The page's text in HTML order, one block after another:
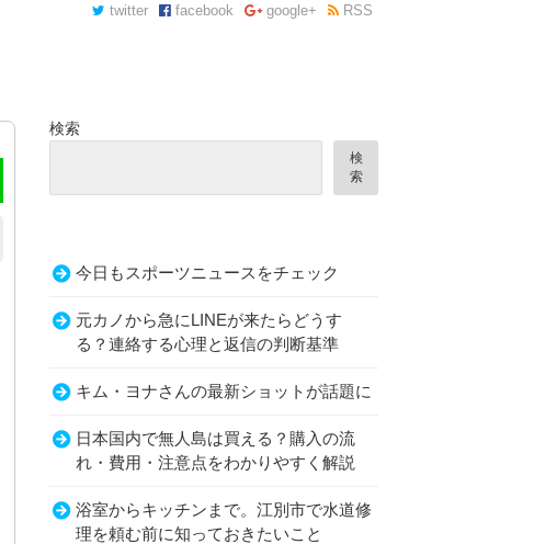
twitter facebook google+ RSS
検索
検
索
今日もスポーツニュースをチェック
元カノから急にLINEが来たらどうす
る？連絡する心理と返信の判断基準
キム・ヨナさんの最新ショットが話題に
日本国内で無人島は買える？購入の流
れ・費用・注意点をわかりやすく解説
浴室からキッチンまで。江別市で水道修
理を頼む前に知っておきたいこと